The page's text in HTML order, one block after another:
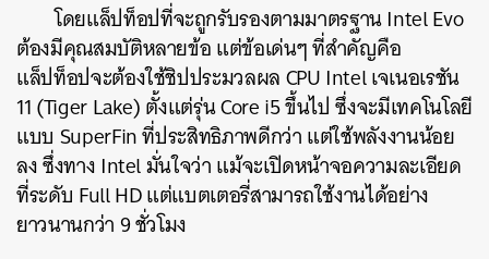
โดยแล็ปท็อปที่จะถูกรับรองตามมาตรฐาน Intel Evo
ต้องมีคุณสมบัติหลายข้อ แต่ข้อเด่นๆ ที่สำคัญคือ
แล็ปท็อปจะต้องใช้ชิปประมวลผล CPU Intel เจเนอเรชัน
11(Tiger Lake) ตั้งแต่รุ่นCore i5 ขึ้นไป ซึ่งจะมีเทคโนโลยี
แบบ SuperFin ที่ประสิทธิภาพดีกว่า แต่ใช้พลังงานน้อย
ลง ซึ่งทาง Intel มั่นใจว่า แม้จะเปิดหน้าจอความละเอียด
ที่ระดับ Full HD แต่แบตเตอรี่สามารถใช้งานได้อย่าง
ยาวนานกว่า 9 ชั่วโมง